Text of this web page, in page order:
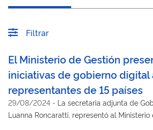
Filtrar
El Ministerio de Gestión
iniciativas de gobierno digital
representantes de 15 países
29/08/2024 - La secretaria adjunta de
Luanna Roncaratti, representó al Ministerio